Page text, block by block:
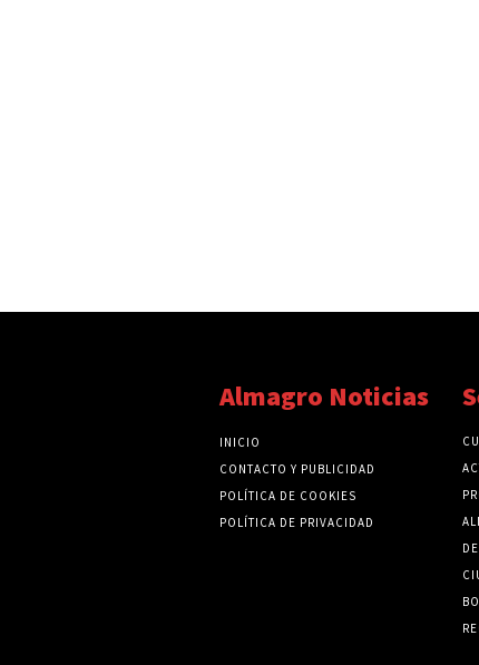
Almagro Noticias
INICIO
CONTACTO Y PUBLICIDAD
POLÍTICA DE COOKIES
POLÍTICA DE PRIVACIDAD